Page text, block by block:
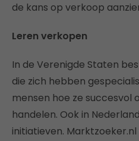
de kans op verkoop
Leren verkopen
In de Verenigde Staten
die zich hebben
mensen hoe ze succesvol
handelen. Ook in
initiatieven.